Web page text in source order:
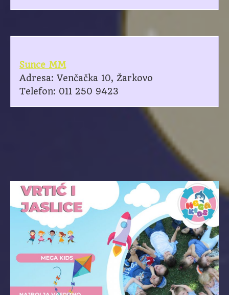
Sunce MM
Adresa: Venčačka 10, Žarkovo
Telefon: 011 250 9423